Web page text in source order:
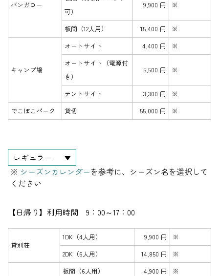
バンガロー
可）
9,900 円 ※
板間（12人用） 15,400 円 ※
キャンプ場
オートサイト 4,400 円
※
オートサイト（電源付
き）
5,500 円 ※
テントサイト 3,300 円
※
でこぼこパーク
貸切 55,000 円 ※
レギュラー ▼
※ シーズンカレンダーを参考に、シーズン名を選択して
ください
【日帰り】 利用時間 9：00～17：00
貸別荘
1DK（4人用） 9,900 円
※
2DK（6人用）
14,850 円 ※
板間（6人用） 4,900 円
※